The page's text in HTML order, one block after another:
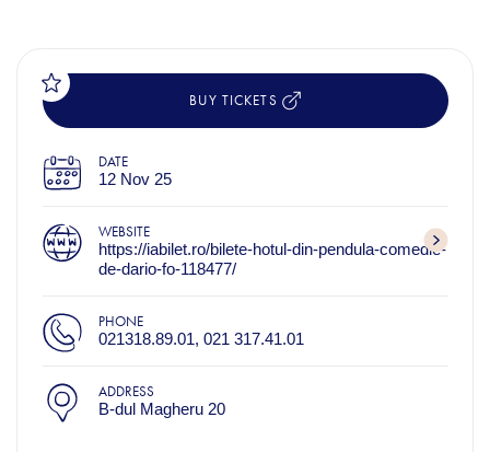
BUY TICKETS
DATE
12 Nov 25
WEBSITE
https://iabilet.ro/bilete-hotul-din-pendula-comedie-
de-dario-fo-118477/
PHONE
021318.89.01, 021 317.41.01
ADDRESS
B-dul Magheru 20